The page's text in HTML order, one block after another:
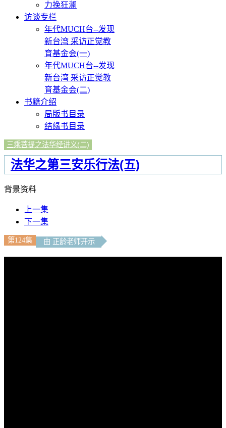
力挽狂澜
访谈专栏
年代MUCH台--发现
新台湾 采访正觉教
育基金会(一)
年代MUCH台--发现
新台湾 采访正觉教
育基金会(二)
书籍介绍
局版书目录
结缘书目录
三乘菩提之法华经讲义(二)
法华之第三安乐行法(五)
背景资料
上一集
下一集
第124集 由 正龄老师开示